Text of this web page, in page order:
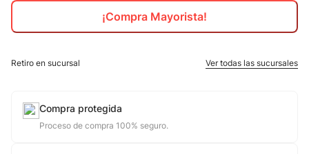
¡Compra Mayorista!
Retiro en sucursal Ver todas las sucursales
Compra protegida
Proceso de compra 100% seguro.